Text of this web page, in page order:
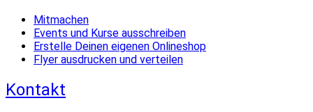
Mitmachen
Events und Kurse ausschreiben
Erstelle Deinen eigenen Onlineshop
Flyer ausdrucken und verteilen
Kontakt